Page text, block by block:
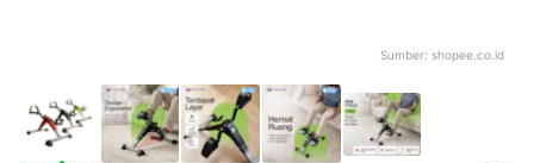
Sumber: shopee.co.id